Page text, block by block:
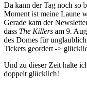
Da kann der Tag noch so
Moment ist meine Laune
Gerade kam der
dass The Killers am 9.
des Domes für
Tickets geordert ->
Und zu dieser Zeit halte
doppelt glücklich!